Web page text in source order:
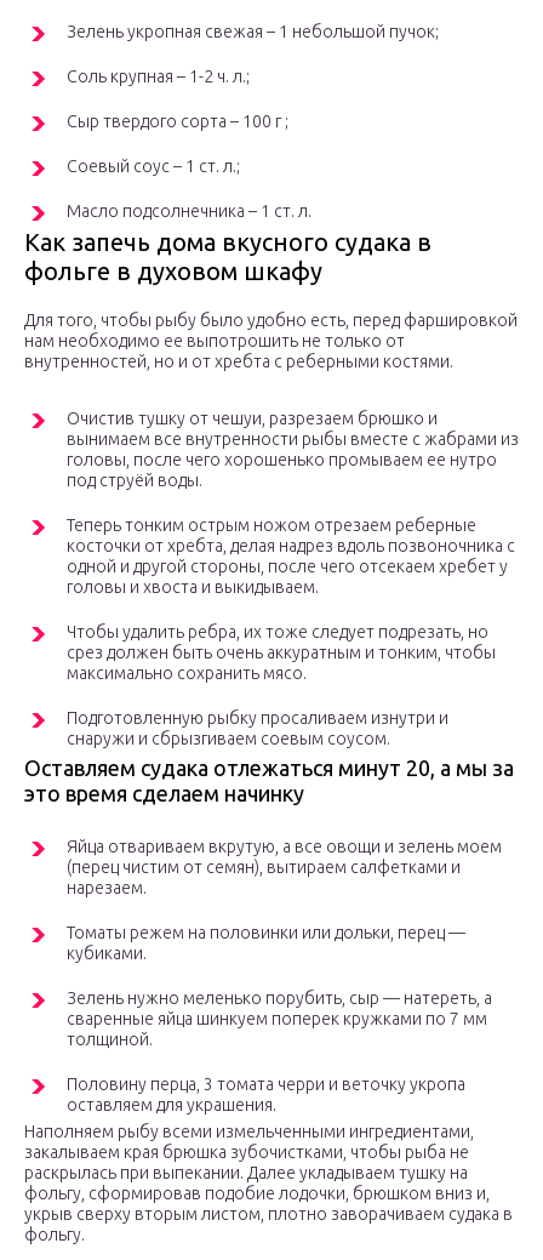
Зелень укропная свежая – 1 небольшой пучок;
Соль крупная – 1-2 ч. л.;
Сыр твердого сорта – 100 г ;
Соевый соус – 1 ст. л.;
Масло подсолнечника – 1 ст. л.
Как запечь дома вкусного судака в
фольге в духовом шкафу
Для того, чтобы рыбу было удобно есть, перед фаршировкой
нам необходимо ее выпотрошить не только от
внутренностей, но и от хребта с реберными костями.
Очистив тушку от чешуи, разрезаем брюшко и
вынимаем все внутренности рыбы вместе с жабрами из
головы, после чего хорошенько промываем ее нутро
под струёй воды.
Теперь тонким острым ножом отрезаем реберные
косточки от хребта, делая надрез вдоль позвоночника с
одной и другой стороны, после чего отсекаем хребет у
головы и хвоста и выкидываем.
Чтобы удалить ребра, их тоже следует подрезать, но
срез должен быть очень аккуратным и тонким, чтобы
максимально сохранить мясо.
Подготовленную рыбку просаливаем изнутри и
снаружи и сбрызгиваем соевым соусом.
Оставляем судака отлежаться минут 20, а мы за
это время сделаем начинку
Яйца отвариваем вкрутую, а все овощи и зелень моем
(перец чистим от семян), вытираем салфетками и
нарезаем.
Томаты режем на половинки или дольки, перец —
кубиками.
Зелень нужно меленько порубить, сыр — натереть, а
сваренные яйца шинкуем поперек кружками по 7 мм
толщиной.
Половину перца, 3 томата черри и веточку укропа
оставляем для украшения.
Наполняем рыбу всеми измельченными ингредиентами,
закалываем края брюшка зубочистками, чтобы рыба не
раскрылась при выпекании. Далее укладываем тушку на
фольгу, сформировав подобие лодочки, брюшком вниз и,
укрыв сверху вторым листом, плотно заворачиваем судака в
фольгу.